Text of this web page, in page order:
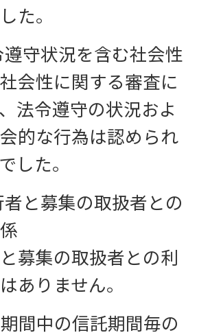
た。
守状況を含む社会性
会性に関する審査に
法令遵守の状況およ
的な行為は認められ
した。
と募集の取扱者との
募集の取扱者との利
ありません。
期間中の信託期間毎の